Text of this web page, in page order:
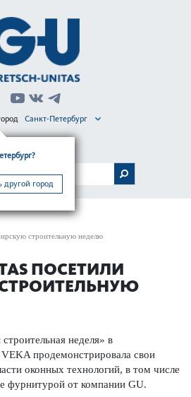
другой город
Санкт-Петербург
строительную неделю
ПОСЕТИЛИ
неделя» в
продемонстрировала свои
оконных технологий, в том числе
фурнитурой от компании GU.